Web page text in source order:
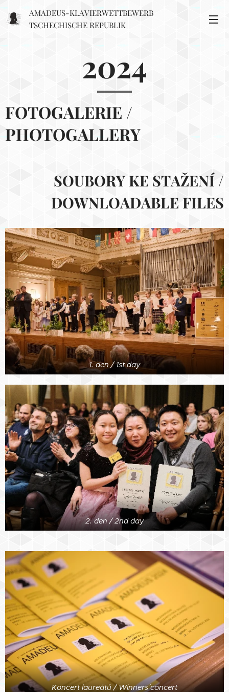
AMADEUS-KLAVIERWETTBEWERB
TSCHECHISCHE REPUBLIK
2024
FOTOGALERIE /
PHOTOGALLERY
SOUBORY KE STAŽENÍ /
DOWNLOADABLE FILES
1. den / 1st day
2. den / 2nd day
Koncert laureátů / Winners´ concert